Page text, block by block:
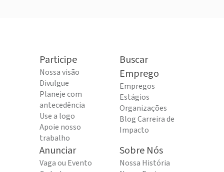
Participe
Nossa visão
Divulgue
Planeje com
antecedência
Use a logo
Apoie nosso
trabalho
Buscar
Emprego
Empregos
Estágios
Organizações
Blog Carreira de
Impacto
Anunciar
Vaga ou Evento
Sobre Nós
Nossa História